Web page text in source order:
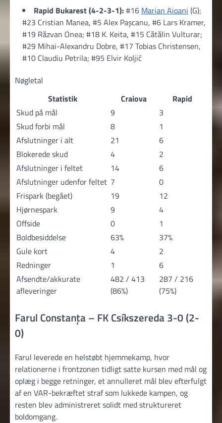
Rapid Bukarest (4-2-3-1):#16 Marian Aioani (G);
#23 Cristian Manea, #5 Alex Pașcanu, #6 Lars Kramer,
#19 Răzvan Onea; #18 K. Keita, #15 Cătălin Vulturar;
#29 Mihai-Alexandru Dobre, #17 Tobias Christensen,
#10 Claudiu Petrila; #95 Elvir Koljić
Nøgletal
Statistik
Craiova
Rapid
Skud på mål
9
3
Skud forbi mål
8
1
Afslutninger i alt
21
6
Blokerede skud
4
2
Afslutninger i feltet
14
6
Afslutninger udenfor feltet 7
0
Frispark (begået)
19
12
Hjørnespark
9
4
Offside
0
1
Boldbesiddelse
63%
37%
Gule kort
4
2
Redninger
1
6
Afsendte/akkurate
afleveringer
482 / 413
(86%)
287 / 216
(75%)
Farul Constanța – FK Csíkszereda 3-0 (2-
0)
Farul leverede en helstøbt hjemmekamp, hvor
relationerne i frontzonen tidligt satte kursen med mål og
oplæg i begge retninger, et annulleret mål blev efterfulgt
af en VAR-bekræftet straf som lukkede kampen, og
resten blev administreret solidt med struktureret
boldomgang.